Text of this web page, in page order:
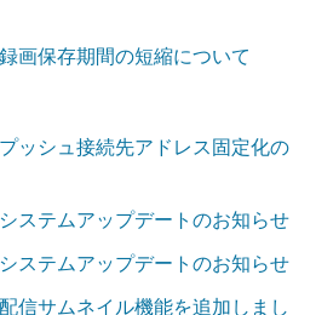
録画保存期間の短縮について
プッシュ接続先アドレス固定化の
システムアップデートのお知らせ
システムアップデートのお知らせ
配信サムネイル機能を追加しまし